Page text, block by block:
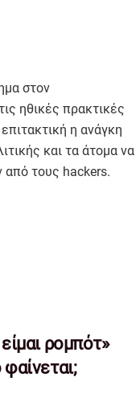
στον
ηθικές πρακτικές
η ανάγκη
και τα άτομα να
από τους hackers.
ρομπότ»